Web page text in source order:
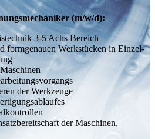
(m/w/d):
3-5 Achs Bereich
formgenauen Werkstücken in Einzel-
der Werkzeuge
der Maschinen,